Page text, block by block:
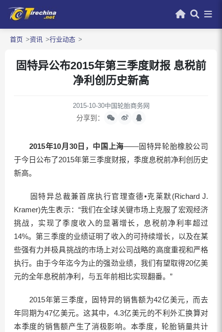
首页 资讯 行业动态
固特异公布2015年第三季度财报 息税前
净利创历史新高
2015-10-30中国轮胎商务网
分享到：
2015年10月30日，中国上海——固特异轮胎橡胶公司
于今日公布了2015年第三季度财报，季度息税前净利创历史
新高。
固特异总裁兼首席执行官理查德•克莱默(Richard J.
Kramer)先生表示：“我们在全球关键市场上克服了宏观经济
挑战，实现了季度收入的显著增长，息税前净利率超过
14%。第三季度的业绩证明了收入的可持续增长，以及在某
些强有力并极具挑战的市场上对公司战略的高度重视和严格
执行。由于今年迄今为止的强劲业绩，我们有望取得20亿美
元的全年息税前净利，与五年前相比实现翻番。”
2015年第三季度，固特异的销售额为42亿美元，而去
年同期为47亿美元。这其中，4.3亿美元的不利外汇换算对
本季度的销售额产生了消极影响。本季度，轮胎销量共计